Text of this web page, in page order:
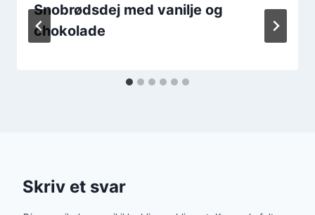
Snobrødsdej med vanilje og
chokolade
Skriv et svar